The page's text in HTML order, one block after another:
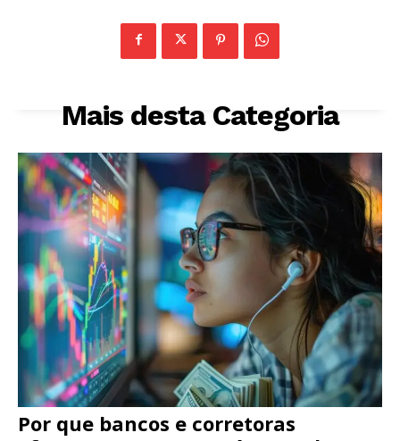
Mais desta Categoria
Por que bancos e corretoras